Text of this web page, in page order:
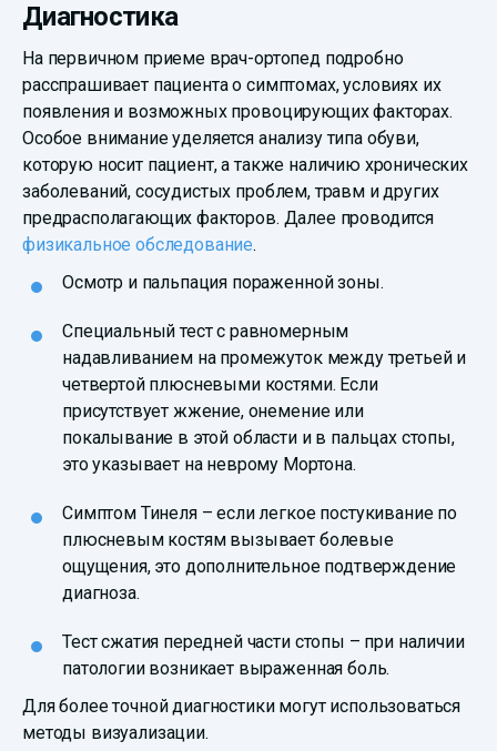
Диагностика
На первичном приеме врач-ортопед подробно
расспрашивает пациента о симптомах, условиях их
появления и возможных провоцирующих факторах.
Особое внимание уделяется анализу типа обуви,
которую носит пациент, а также наличию хронических
заболеваний, сосудистых проблем, травм и других
предрасполагающих факторов. Далее проводится
физикальное обследование.
Осмотр и пальпация пораженной зоны.
Специальный тест с равномерным
надавливанием на промежуток между третьей и
четвертой плюсневыми костями. Если
присутствует жжение, онемение или
покалывание в этой области и в пальцах стопы,
это указывает на неврому Мортона.
Симптом Тинеля – если легкое постукивание по
плюсневым костям вызывает болевые
ощущения, это дополнительное подтверждение
диагноза.
Тест сжатия передней части стопы – при наличии
патологии возникает выраженная боль.
Для более точной диагностики могут использоваться
методы визуализации.